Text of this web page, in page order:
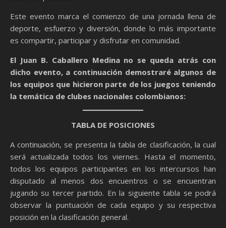
Este evento marca el comienzo de una jornada llena de
deporte, esfuerzo y diversión, donde lo más importante
es compartir, participar y disfrutar en comunidad.
El Juan B. Caballero Medina no se queda atrás con
dicho evento, a continuación demostraré algunos de
los equipos que hicieron parte de los juegos teniendo
la temática de clubes nacionales colombianos:
TABLA DE POSICIONES
A continuación, se presenta la tabla de clasificación, la cual
será actualizada todos los viernes. Hasta el momento,
todos los equipos participantes en los intercursos han
disputado al menos dos encuentros o se encuentran
jugando su tercer partido. En la siguiente tabla se podrá
observar la puntuación de cada equipo y su respectiva
posición en la clasificación general.